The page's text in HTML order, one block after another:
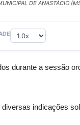
DE ANASTÁCIO
durante a sessão
indicações